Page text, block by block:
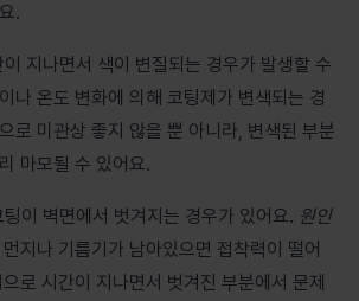
.
지나면서 색이 변질되는 경우가 발생할 수
나 온도 변화에 의해 코팅제가 변색되는 경
로 미관상 좋지 않을 뿐 아니라, 변색된 부분
마모될 수 있어요.
이 벽면에서 벗겨지는 경우가 있어요. 원인
지나 기름기가 남아있으면 접착력이 떨어
로 시간이 지나면서 벗겨진 부분에서 문제